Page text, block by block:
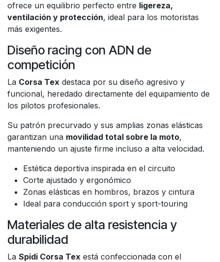
ofrece un equilibrio perfecto entre ligereza,
ventilación y protección, ideal para los motoristas
más exigentes.
Diseño racing con ADN de
competición
La Corsa Tex destaca por su diseño agresivo y
funcional, heredado directamente del equipamiento de
los pilotos profesionales.
Su patrón precurvado y sus amplias zonas elásticas
garantizan una movilidad total sobre la moto,
manteniendo un ajuste firme incluso a alta velocidad.
Estética deportiva inspirada en el circuito
Corte ajustado y ergonómico
Zonas elásticas en hombros, brazos y cintura
Ideal para conducción sport y sport-touring
Materiales de alta resistencia y
durabilidad
La Spidi Corsa Tex está confeccionada con el